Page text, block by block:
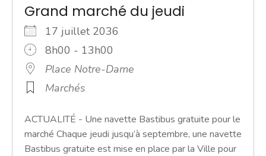
Grand marché du jeudi
17 juillet 2036
8h00 - 13h00
Place Notre-Dame
Marchés
ACTUALITÉ - Une navette Bastibus gratuite pour le
marché Chaque jeudi jusqu’à septembre, une navette
Bastibus gratuite est mise en place par la Ville pour